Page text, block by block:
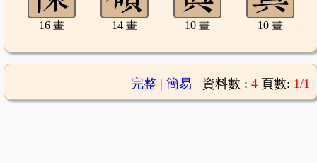
16 畫 14 畫 10 畫 10 畫
完整| 簡易 資料數 : 4 頁數: 1/1